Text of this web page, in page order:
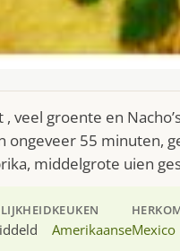
veel groente en
ongeveer 55 minuten,
middelgrote uien
KEUKEN
AmerikaanseMexico